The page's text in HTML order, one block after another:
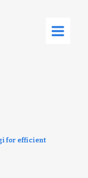
for efficient